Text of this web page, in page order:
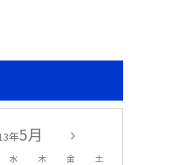
年5月
水 木 金 土